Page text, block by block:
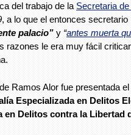
del trabajo de la Secretaria
, a lo que el entonces secretario
palacio” y “antes muerta
razones le era muy fácil
Ramos Alor fue presentada el
Especializada en Delitos
en Delitos contra la Libertad